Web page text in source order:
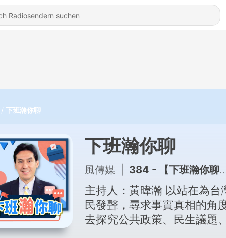
下班瀚你聊
下班瀚你聊
風傳媒 384 - 【下班瀚你聊】民族團結法開鍘!全民恐遭跨境鎮壓?明居正:臉書按讚也犯法?!台灣人都逃不掉中共網管新法監控?!2026-07-22 Ep.394
主持人：黃暐瀚 以站在為台灣人
民發聲，尋求事實真相的角
去探究公共政策、民生議題